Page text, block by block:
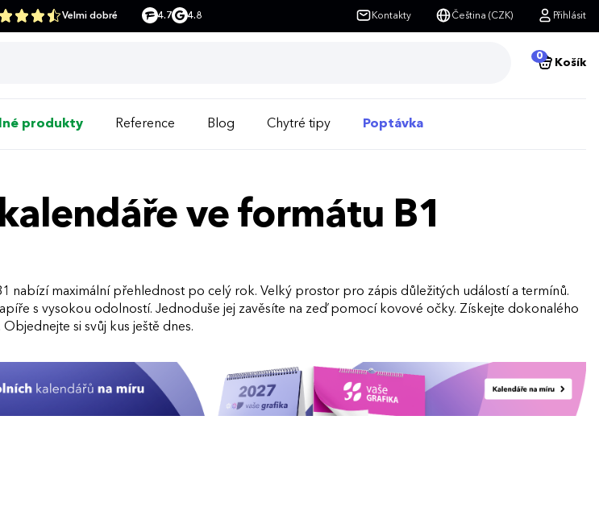
Velmi dobré 4.7 4.8 Kontakty Čeština (CZK) Přihlásit
0
Košík
produkty Reference Blog Chytré tipy Poptávka
ve formátu B1
nabízí maximální přehlednost po celý rok. Velký prostor pro zápis důležitých událostí a termínů.
s vysokou odolností. Jednoduše jej zavěsíte na zeď pomocí kovové očky. Získejte dokonalého
si svůj kus ještě dnes.